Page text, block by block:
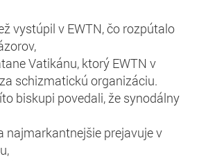
vystúpil v EWTN, čo rozpútalo
Vatikánu, ktorý EWTN v
schizmatickú organizáciu.
biskupi povedali, že synodálny
prejavuje v